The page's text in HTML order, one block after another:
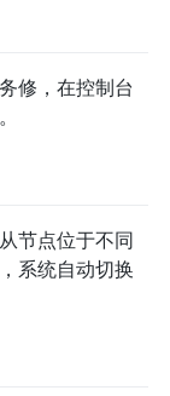
修，在控制台
节点位于不同
系统自动切换